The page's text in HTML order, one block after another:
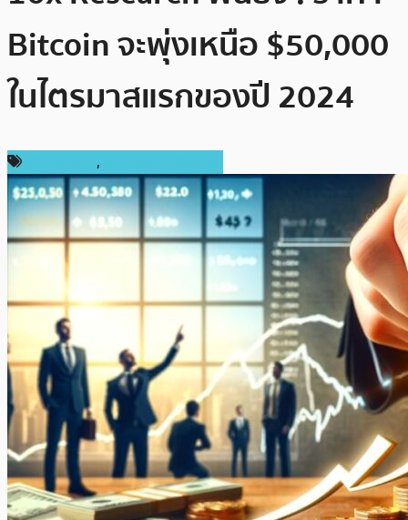
Bitcoin จะพุ่งเหนือ $50,000
ในไตรมาสแรกของปี 2024
,